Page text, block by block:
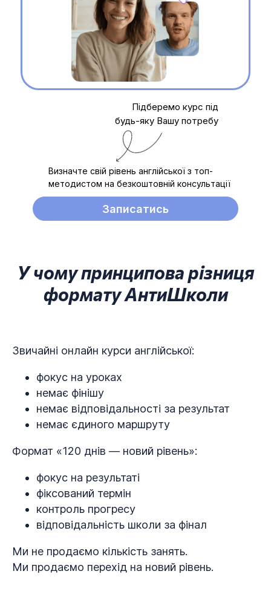
Підберемо курс під
будь-яку Вашу потребу
Визначте свій рівень англійської з топ-
методистом на безкоштовній консультації
Записатись
У чому принципова різниця
формату АнтиШколи
Звичайні онлайн курси англійської:
фокус на уроках
немає фінішу
немає відповідальності за результат
немає єдиного маршруту
Формат «120 днів — новий рівень»:
фокус на результаті
фіксований термін
контроль прогресу
відповідальність школи за фінал
Ми не продаємо кількість занять.
Ми продаємо перехід на новий рівень.